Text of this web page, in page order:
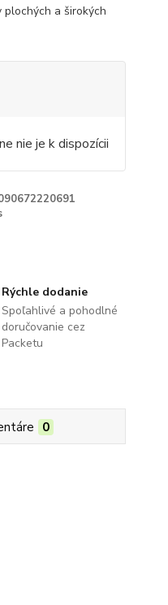
a širokých
nie je k dispozícii
Rýchle dodanie
Spoľahlivé a pohodlné
doručovanie cez
Packetu
0